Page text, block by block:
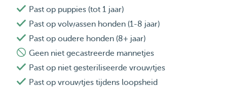
Past op puppies (tot 1 jaar)
Past op volwassen honden (1-8 jaar)
Past op oudere honden (8+ jaar)
Geen niet gecastreerde mannetjes
Past op niet gesteriliseerde vrouwtjes
Past op vrouwtjes tijdens loopsheid